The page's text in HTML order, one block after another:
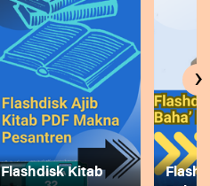
Flashdisk Kitab
›